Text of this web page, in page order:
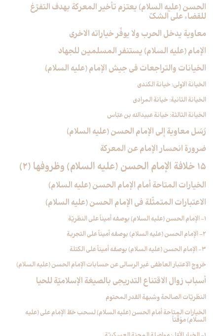
الحسن (عليه السلام) يعتزم تأخير المعركة بهدف التفرّغ
للقضاء على الشكّ
معاوية يدخل الحرب ولا يوفّر خياراته الاخرى
الإمام (عليه السلام) يستنفر المسلمين للجهاد
الخيانات والتراجعات في جيش الإمام (عليه السلام)
الخيانة الاولى: خيانة الكندي
الخيانة الثانية: خيانة المرادي
الخيانة الثالثة: خيانة عبيدالله بن عبّاس
رُسُل معاوية إلى الإمام الحسن (عليه السلام)
ضرورة انحسار الإمام عن المعركة
15 خلافة الإمام الحسن (عليه السلام) وظروفها (2)
الخيارات المتاحة أمام الإمام الحسن (عليه السلام)
الاعتبارات المتمثّلة في الإمام الحسن (عليه السلام)
1- الإمام الحسن (عليه السلام) بوصفه أميناً على النظريّة
2- الإمام الحسن (عليه السلام) بوصفه أميناً على التجربة
3- الإمام الحسن (عليه السلام) بوصفه أميناً على الكتلة
خروج الاعتبار العاطفي غير الرسالي عن حسابات الإمام الحسن (عليه السلام)
أسباب زوال الاقتناع التدريجي بالصيغة الإسلاميّة للحيا
النظريّات الصالحة وشبهة القدر المحتوم
الخيارات المتاحة أمام الحسن (عليه السلام) لسحب خطّ الإمام علي (عليه
السلام) مؤقّتاً